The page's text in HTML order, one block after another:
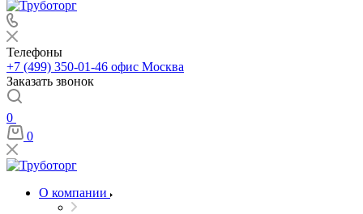
Телефоны
+7 (499) 350-01-46 офис Москва
Заказать звонок
0
0
О компании